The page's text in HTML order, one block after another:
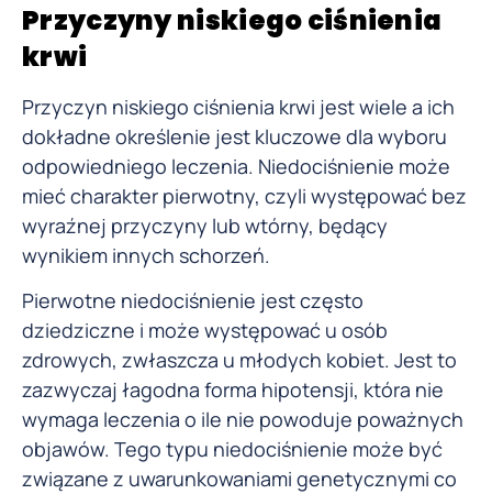
Przyczyny niskiego ciśnienia
krwi
Przyczyn niskiego ciśnienia krwi jest wiele a ich
dokładne określenie jest kluczowe dla wyboru
odpowiedniego leczenia. Niedociśnienie może
mieć charakter pierwotny, czyli występować bez
wyraźnej przyczyny lub wtórny, będący
wynikiem innych schorzeń.
Pierwotne niedociśnienie jest często
dziedziczne i może występować u osób
zdrowych, zwłaszcza u młodych kobiet. Jest to
zazwyczaj łagodna forma hipotensji, która nie
wymaga leczenia o ile nie powoduje poważnych
objawów. Tego typu niedociśnienie może być
związane z uwarunkowaniami genetycznymi co